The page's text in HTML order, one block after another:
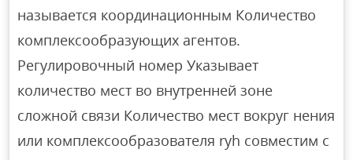
называется координационным Количество
комплексообразующих агентов.
Регулировочный номер Указывает
количество мест во внутренней зоне
сложной связи Количество мест вокруг нения
или комплексообразователя ryh совместим с